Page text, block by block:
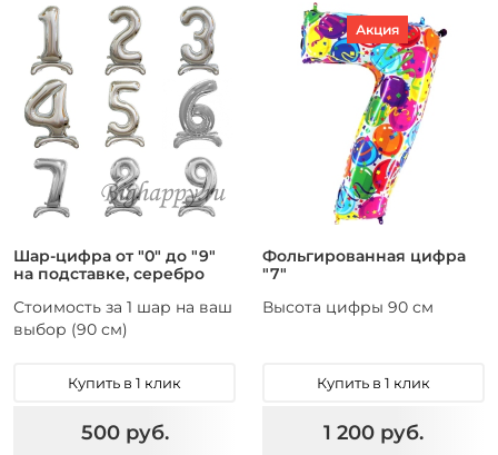
Шар-цифра от "0" до "9"
на подставке, серебро
Стоимость за 1 шар на ваш
выбор (90 см)
Купить в 1 клик
500 руб.
Акция
Фольгированная цифра
"7"
Высота цифры 90 см
Купить в 1 клик
1 200 руб.